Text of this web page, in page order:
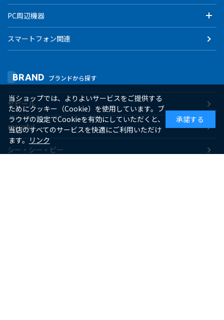
PC周辺機器
スマートフォン関連
BRAND ブランドから探す
ゼピール
macaful
シー・シー・ピー
当ショップでは、よりよいサービスをご提供する
ためにクッキー（Cookie）を使用しています。ブ
ラウザの設定でCookieを有効にしていただくと、
当店のすべてのサービスを快適にご利用いただけ
ます。 リンク
承諾する